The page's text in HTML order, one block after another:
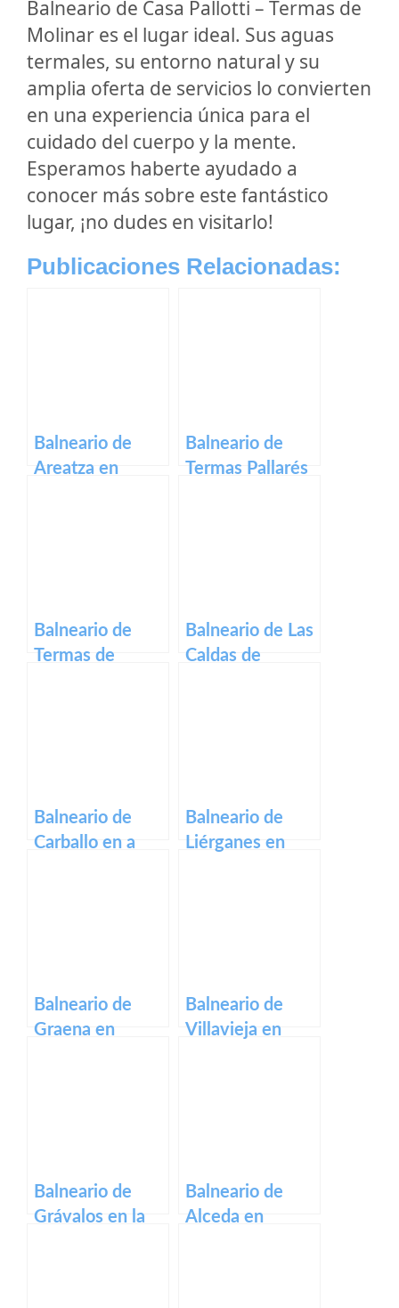
Balneario de Casa Pallotti – Termas de
Molinar es el lugar ideal. Sus aguas
termales, su entorno natural y su
amplia oferta de servicios lo convierten
en una experiencia única para el
cuidado del cuerpo y la mente.
Esperamos haberte ayudado a
conocer más sobre este fantástico
lugar, ¡no dudes en visitarlo!
Publicaciones Relacionadas:
Balneario de
Areatza en
Balneario de
Termas Pallarés
Balneario de
Termas de
Balneario de Las
Caldas de
Balneario de
Carballo en a
Balneario de
Liérganes en
Balneario de
Graena en
Balneario de
Villavieja en
Balneario de
Grávalos en la
Balneario de
Alceda en